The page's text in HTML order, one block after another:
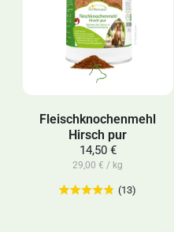
Fleischknochenmehl
Hirsch pur
14,50 €
29,00 € / kg
(13)